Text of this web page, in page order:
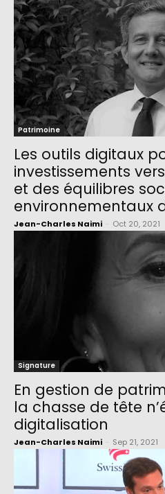
Patrimoine
Les outils digitaux
investissements
et des équilibres
environnementaux
Jean-Charles Naimi Oct 20, 2021
Signature
En gestion de
la chasse de tête
digitalisation
Jean-Charles Naimi Sep 21, 2021